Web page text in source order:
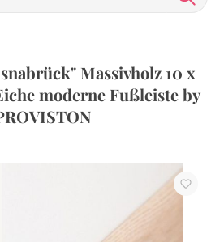
Massivholz 10 x
moderne Fußleiste by